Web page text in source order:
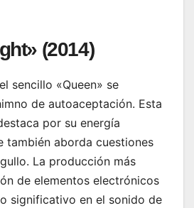
(2014)
sencillo «Queen» se
de autoaceptación. Esta
por su energía
también aborda cuestiones
La producción más
de elementos electrónicos
significativo en el sonido de